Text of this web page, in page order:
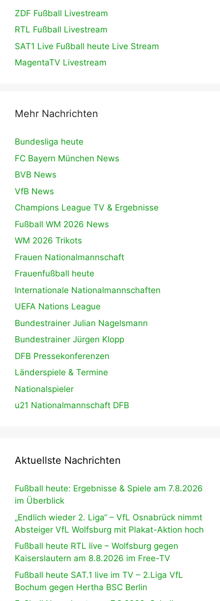
ZDF Fußball Livestream
RTL Fußball Livestream
SAT1 Live Fußball heute Live Stream
MagentaTV Livestream
Mehr Nachrichten
Bundesliga heute
FC Bayern München News
BVB News
VfB News
Champions League TV & Ergebnisse
Fußball WM 2026 News
WM 2026 Trikots
Frauen Nationalmannschaft
Frauenfußball heute
Internationale Nationalmannschaften
UEFA Nations League
Bundestrainer Julian Nagelsmann
Bundestrainer Jürgen Klopp
DFB Pressekonferenzen
Länderspiele & Termine
Nationalspieler
u21 Nationalmannschaft DFB
Aktuellste Nachrichten
Fußball heute: Ergebnisse & Spiele am 7.8.2026
im Überblick
„Endlich wieder 2. Liga“ – VfL Osnabrück nimmt
Absteiger VfL Wolfsburg mit Plakat-Aktion hoch
Fußball heute RTL live – Wolfsburg gegen
Kaiserslautern am 8.8.2026 im Free-TV
Fußball heute SAT.1 live im TV – 2.Liga VfL
Bochum gegen Hertha BSC Berlin